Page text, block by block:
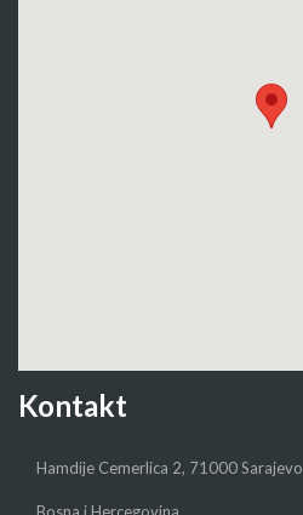
Kontakt
Hamdije Cemerlica 2, 71000 Sarajevo
Bosna i Hercegovina